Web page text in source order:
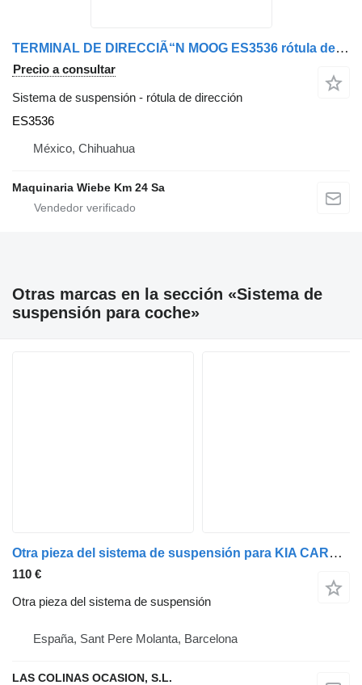
TERMINAL DE DIRECCIÃ“N MOOG ES3536 rótula de dirección para Jeep coche
Precio a consultar
Sistema de suspensión - rótula de dirección
ES3536
México, Chihuahua
Maquinaria Wiebe Km 24 Sa
Otras marcas en la sección «Sistema de
suspensión para coche»
Otra pieza del sistema de suspensión para KIA CARNIVAL coche
110 €
Otra pieza del sistema de suspensión
España, Sant Pere Molanta, Barcelona
LAS COLINAS OCASION, S.L.